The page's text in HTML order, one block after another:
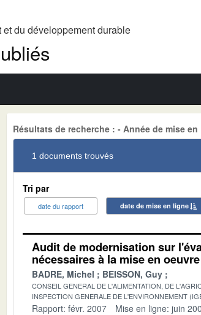
du développement durable
Résultats de recherche : - Année de mise
1 documents trouvés
Tri par
date du rapport date de mise en ligne
Audit de modernisation sur
nécessaires à la mise en
BADRE, Michel BEISSON, Guy
CONSEIL GENERAL DE L'ALIMENTATION, DE
INSPECTION GENERALE DE L'ENVIRONNEMENT
Rapport: févr. 2007 Mise en ligne: juin